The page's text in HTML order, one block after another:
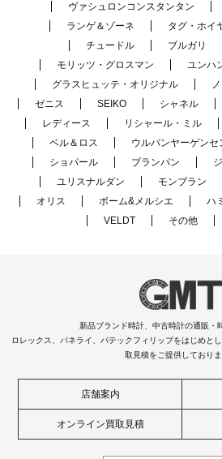
ヴァシュロンコンスタンタン
ランゲ＆ゾーネ
タグ・ホイ
チュードル
ブルガリ
モリッツ・グロスマン
ユンハ
グラスヒュッテ・オリジナル
ゼニス
SEIKO シャネル
レディース
リシャール・ミル
ベル＆ロス
ウルバンヤーゲンセ
ショパール
ブランパン
ユリスナルダン
モンブラン
オリス
ボーム&メルシエ ハ
VELDT
その他
新品ブランド時計、中古時計の通販・
ロレックス、パネライ、パテックフィリップをはじめと
取見積をご提供しておりま
店舗案内
オンライン買取見積